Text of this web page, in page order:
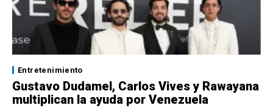
Entretenimiento
Gustavo Dudamel, Carlos Vives y Rawayana
multiplican la ayuda por Venezuela